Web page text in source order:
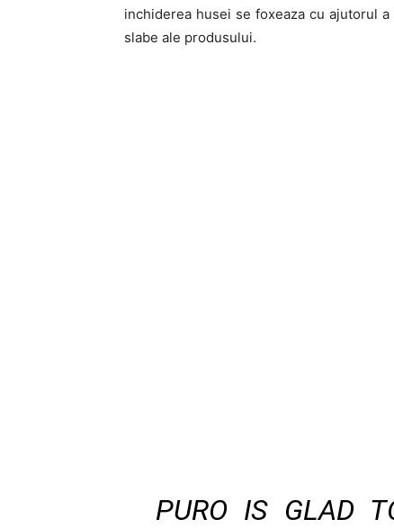
inchiderea husei se foxeaza cu ajutorul
slabe ale produsului.
PURO IS GLAD